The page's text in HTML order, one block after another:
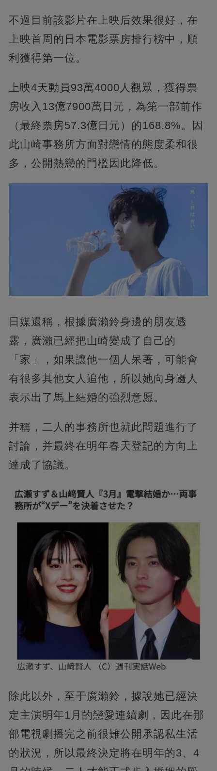
不過目前該影片在上映后效果很好，在
上映首周的日本電影票房排行榜中，順
利獲得第一位。
上映4天動員93萬4000人觀眾，獲得票
房收入13億7900萬日元，為第一部前作
（最終票房57.3億日元）的168.8%。因
此山崎事務所方面對戀情的態度柔和很
多，公開熱戀的門檻因此降低。
日媒還稱，根據廣瀨鈴身邊的朋友透
露，廣瀨已經把山崎變成了自己的
「家」，如果讓他一個人呆著，可能會
有很多其他女人追他，所以她向身邊人
表示出了馬上結婚的強烈意愿。
并稱，二人的事務所也就此問題進行了
討論，并最終在明年春天登記的方向上
達成了協議。
除此以外，至于廣瀨鈴，據說她已經決
定主演明年1月的戀愛連續劇，因此在那
部電視劇播完之前很難公開承認私生活
的狀況，所以最終決定將在明年的3、4